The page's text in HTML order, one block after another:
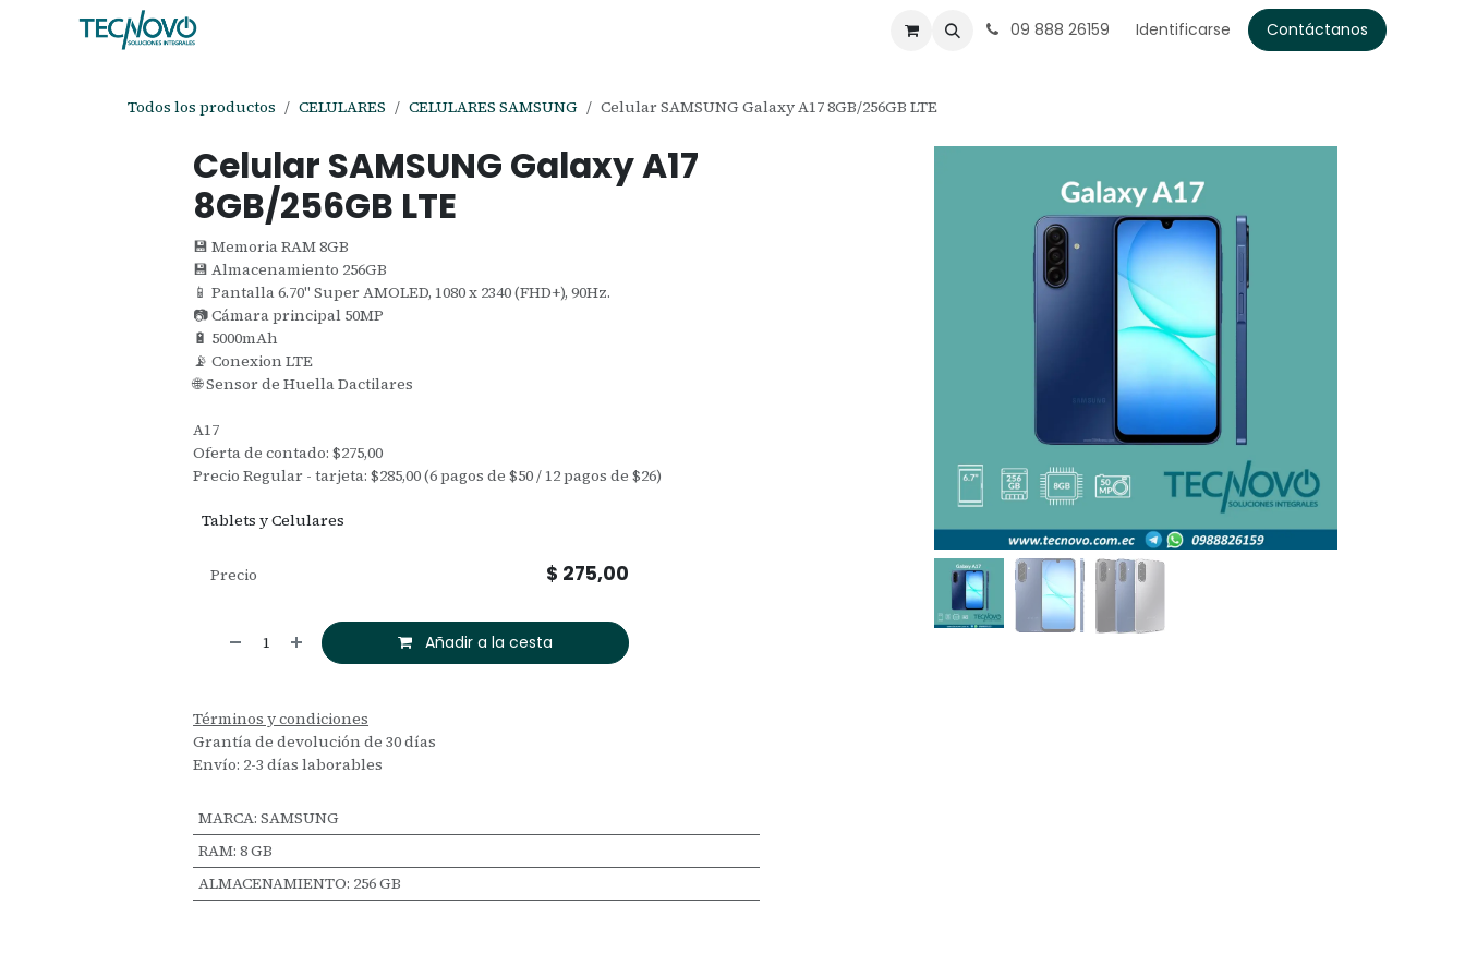
09 888 26159 Identificarse Contáctanos
Todos los productos CELULARES CELULARES SAMSUNG Celular SAMSUNG Galaxy A17 8GB/256GB LTE
Celular SAMSUNG Galaxy A17
8GB/256GB LTE
💾 Memoria RAM 8GB
💾 Almacenamiento 256GB
📱 Pantalla 6.70" Super AMOLED, 1080 x 2340 (FHD+), 90Hz.
📷 Cámara principal 50MP
🔋 5000mAh
📡 Conexion LTE
🌐 Sensor de Huella Dactilares
A17
Oferta de contado: $275,00
Precio Regular - tarjeta: $285,00 (6 pagos de $50 / 12 pagos de $26)
Tablets y Celulares
Añadir a la cesta
Precio $ 275,00
Términos y condiciones
Grantía de devolución de 30 días
Envío: 2-3 días laborables
MARCA: SAMSUNG
RAM: 8 GB
ALMACENAMIENTO: 256 GB